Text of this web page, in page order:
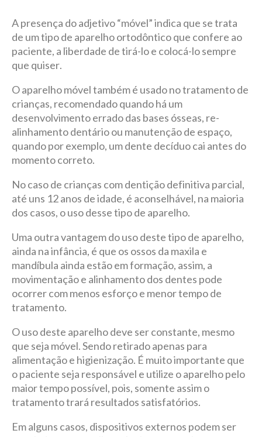
A presença do adjetivo “móvel” indica que se trata
de um tipo de aparelho ortodôntico que confere ao
paciente, a liberdade de tirá-lo e colocá-lo sempre
que quiser.
O aparelho móvel também é usado no tratamento de
crianças, recomendado quando há um
desenvolvimento errado das bases ósseas, re-
alinhamento dentário ou manutenção de espaço,
quando por exemplo, um dente decíduo cai antes do
momento correto.
No caso de crianças com dentição definitiva parcial,
até uns 12 anos de idade, é aconselhável, na maioria
dos casos, o uso desse tipo de aparelho.
Uma outra vantagem do uso deste tipo de aparelho,
ainda na infância, é que os ossos da maxila e
mandíbula ainda estão em formação, assim, a
movimentação e alinhamento dos dentes pode
ocorrer com menos esforço e menor tempo de
tratamento.
O uso deste aparelho deve ser constante, mesmo
que seja móvel. Sendo retirado apenas para
alimentação e higienização. É muito importante que
o paciente seja responsável e utilize o aparelho pelo
maior tempo possível, pois, somente assim o
tratamento trará resultados satisfatórios.
Em alguns casos, dispositivos externos podem ser